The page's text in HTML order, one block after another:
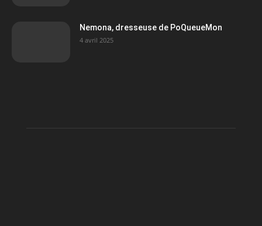
Nemona, dresseuse de PoQueueMon
4 avril 2025